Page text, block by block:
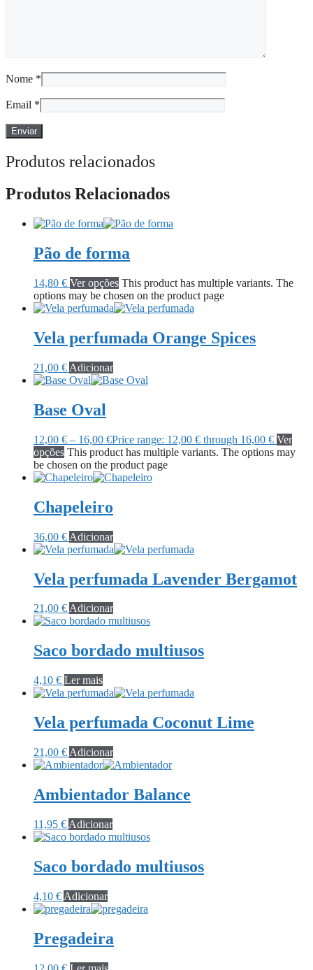
Nome *
Email *
Produtos relacionados
Produtos Relacionados
Pão de forma
14,80 € Ver opções This product has multiple variants. The
options may be chosen on the product page
Vela perfumada Orange Spices
21,00 € Adicionar
Base Oval
12,00 € – 16,00 €Price range: 12,00 € through 16,00 € Ver
opções This product has multiple variants. The options may
be chosen on the product page
Chapeleiro
36,00 € Adicionar
Vela perfumada Lavender Bergamot
21,00 €Adicionar
Saco bordado multiusos
4,10 € Ler mais
Vela perfumada Coconut Lime
21,00 € Adicionar
Ambientador Balance
11,95 € Adicionar
Saco bordado multiusos
4,10 € Adicionar
Pregadeira